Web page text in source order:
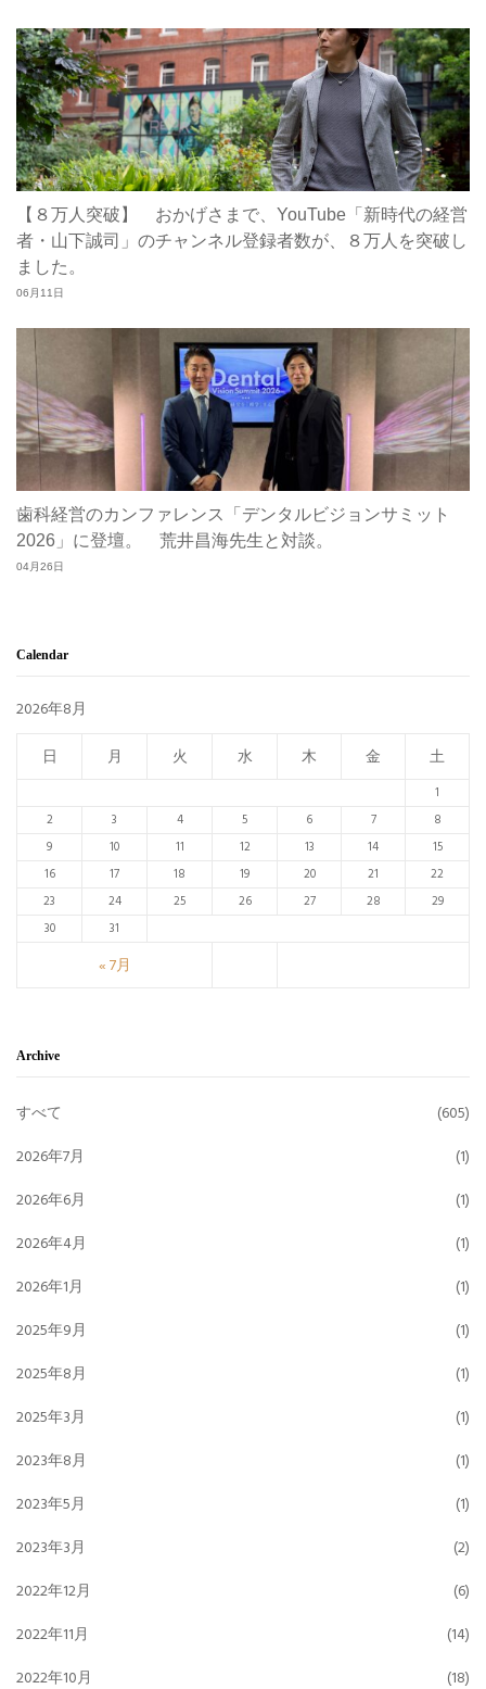
【８万人突破】 おかげさまで、YouTube「新時代の経営
者・山下誠司」のチャンネル登録者数が、８万人を突破し
ました。
06月11日
歯科経営のカンファレンス「デンタルビジョンサミット
2026」に登壇。 荒井昌海先生と対談。
04月26日
Calendar
2026年8月
日
月 火 水 木 金 土
« 7月
1
2
3 4 5 6 7
8
9
10 11 12 13 14
15
16
17 18 19 20 21
22
23
24 25 26 27 28
29
30
31
Archive
すべて
(605)
2026年7月
(1)
2026年6月
(1)
2026年4月
(1)
2026年1月
(1)
2025年9月
(1)
2025年8月
(1)
2025年3月
(1)
2023年8月
(1)
2023年5月
(1)
2023年3月
(2)
2022年12月
(6)
2022年11月
(14)
2022年10月
(18)